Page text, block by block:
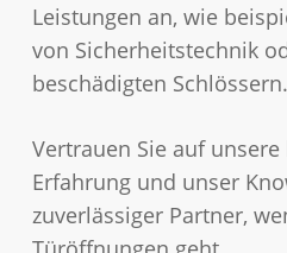
Leistungen an, wie
von Sicherheitstechnik
beschädigten Schlössern.
Vertrauen Sie auf
Erfahrung und unser
zuverlässiger Partner,